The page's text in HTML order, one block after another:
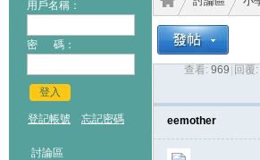
用戶名稱：
密 碼：
登入
登記帳號 忘記密碼
討論區
›
查看: 969 回覆:
eemother